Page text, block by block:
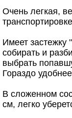
Очень легкая,
транспортировке
Имеет застежку
собирать и
выбрать
Гораздо
В сложенном
см, легко